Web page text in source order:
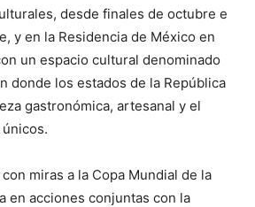
desde finales de octubre e
y en la Residencia de México en
un espacio cultural denominado
donde los estados de la República
gastronómica, artesanal y el
miras a la Copa Mundial de la
en acciones conjuntas con la